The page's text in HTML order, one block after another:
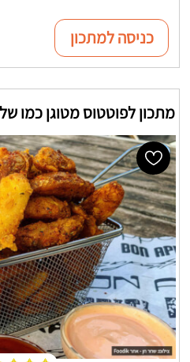
כניסה למתכון
מתכון לפוטטוס מטוגן כמו